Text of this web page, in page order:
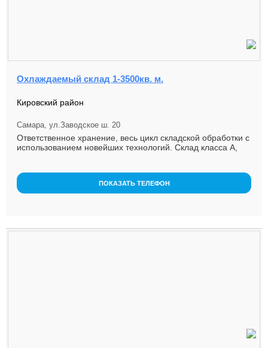
Охлаждаемый склад 1-3500кв. м.
Кировский район
Самара, ул.Заводское ш. 20
Ответственное хранение, весь цикл складской обработки с
использованием новейших технологий. Склад класса А,
ПОКАЗАТЬ ТЕЛЕФОН